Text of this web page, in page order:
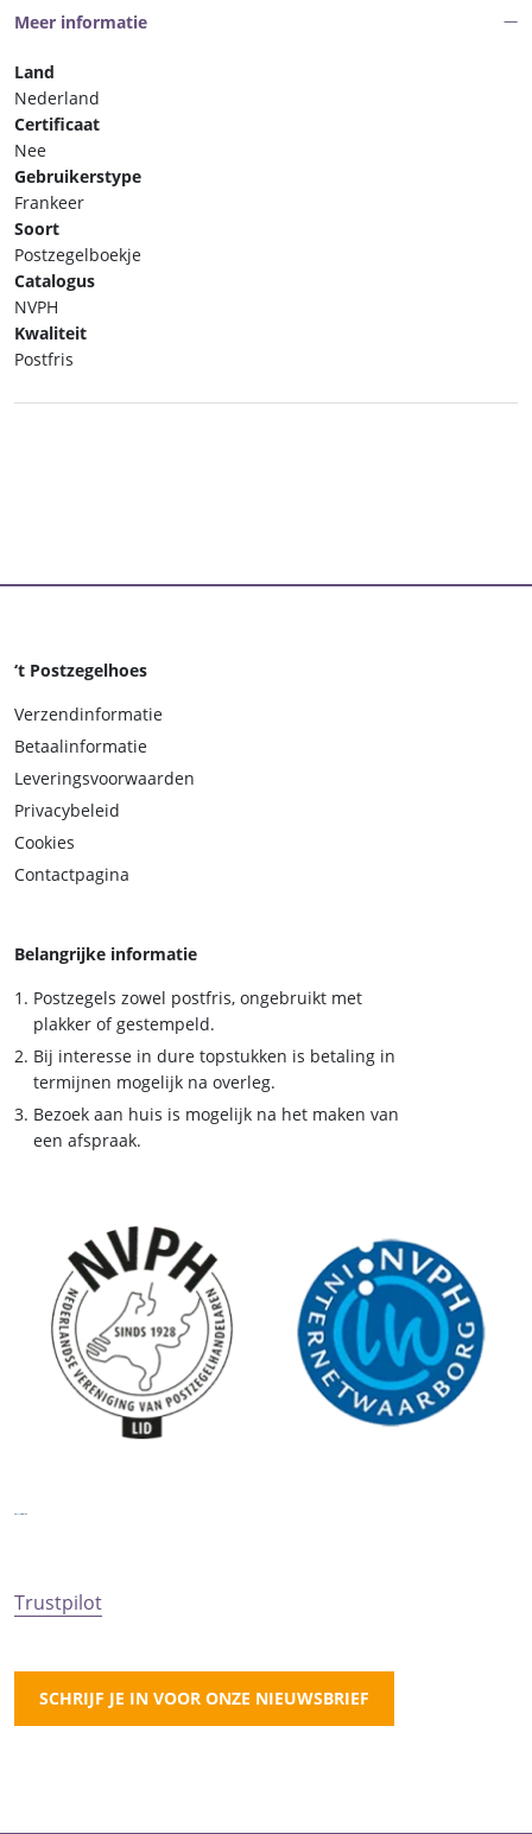
Meer informatie
Land
Nederland
Certificaat
Nee
Gebruikerstype
Frankeer
Soort
Postzegelboekje
Catalogus
NVPH
Kwaliteit
Postfris
‘t Postzegelhoes
Verzendinformatie
Betaalinformatie
Leveringsvoorwaarden
Privacybeleid
Cookies
Contactpagina
Belangrijke informatie
Postzegels zowel postfris, ongebruikt met
plakker of gestempeld.
Bij interesse in dure topstukken is betaling in
termijnen mogelijk na overleg.
Bezoek aan huis is mogelijk na het maken van
een afspraak.
Trustpilot
SCHRIJF JE IN VOOR ONZE NIEUWSBRIEF